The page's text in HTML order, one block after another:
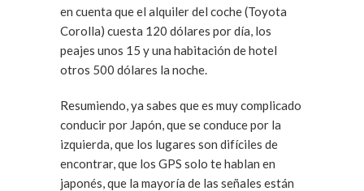
en cuenta que el alquiler del coche (Toyota
Corolla) cuesta 120 dólares por día, los
peajes unos 15 y una habitación de hotel
otros 500 dólares la noche.
Resumiendo, ya sabes que es muy complicado
conducir por Japón, que se conduce por la
izquierda, que los lugares son difíciles de
encontrar, que los GPS solo te hablan en
japonés, que la mayoría de las señales están